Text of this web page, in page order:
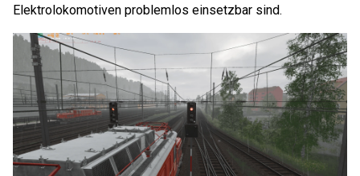
Elektrolokomotiven problemlos einsetzbar sind.